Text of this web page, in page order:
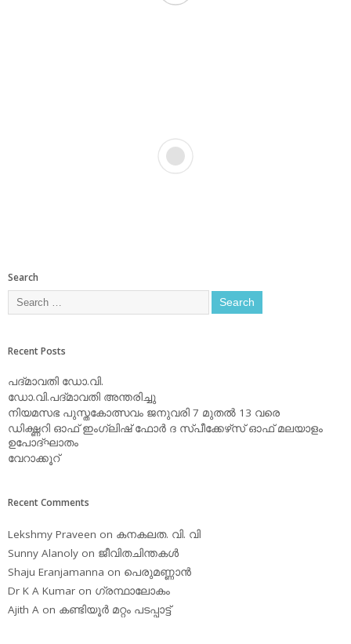
Search
Recent Posts
പദ്മാവതി ഡോ.വി.
ഡോ.വി.പദ്മാവതി അന്തരിച്ചു
നിയമസഭ പുസ്തകോത്സവം ജനുവരി 7 മുതല്‍ 13 വരെ
ഡിക്ഷ്ണറി ഓഫ് ഇംഗ്ലിഷ് ഫോര്‍ ദ സ്പീക്കേഴ്‌സ് ഓഫ് മലയാളം
ഉപോദ്ഘാതം
വേറാക്കൂറ്
Recent Comments
Lekshmy Praveen on കനകലത. വി. വി
Sunny Alanoly on ജീവിതചിന്തകള്‍
Shaju Eranjamanna on പെരുമണ്ണാന്‍
Dr K A Kumar on ഗ്രന്ഥാലോകം
Ajith A on കണ്ടിയൂര്‍ മറ്റം പടപ്പാട്ട്‌